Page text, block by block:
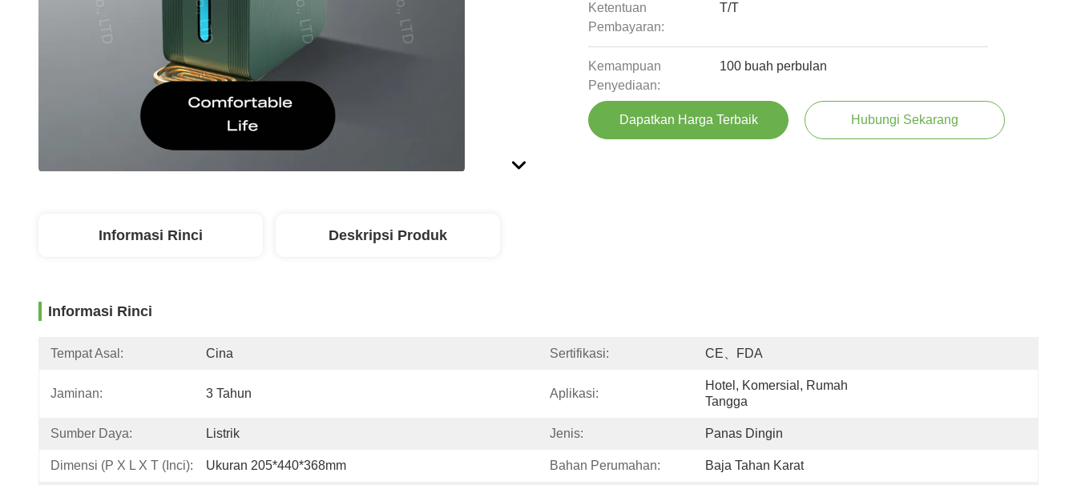
Ketentuan
Pembayaran:
T/T
Kemampuan
Penyediaan:
100 buah perbulan
Dapatkan Harga Terbaik Hubungi Sekarang
Informasi Rinci Deskripsi Produk
Informasi Rinci
Tempat Asal: Cina Sertifikasi: CE、FDA
Jaminan: 3 Tahun Aplikasi:
Hotel, Komersial, Rumah
Tangga
Sumber Daya: Listrik Jenis: Panas Dingin
Dimensi (P X L X T (Inci): Ukuran 205*440*368mm Bahan Perumahan: Baja Tahan Karat